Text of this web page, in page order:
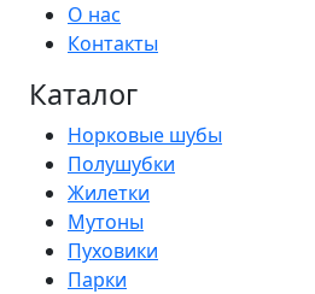
О нас
Контакты
Каталог
Норковые шубы
Полушубки
Жилетки
Мутоны
Пуховики
Парки